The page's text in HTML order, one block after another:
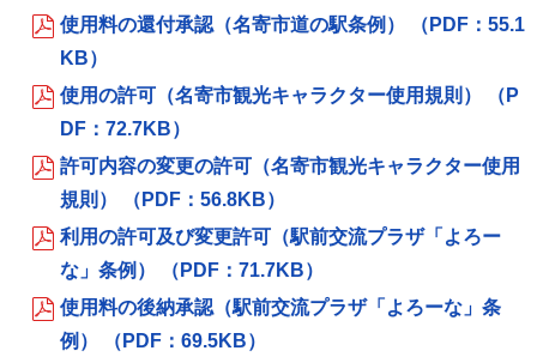
使用料の還付承認（名寄市道の駅条例） （PDF：55.1
KB）
使用の許可（名寄市観光キャラクター使用規則） （P
DF：72.7KB）
許可内容の変更の許可（名寄市観光キャラクター使用
規則） （PDF：56.8KB）
利用の許可及び変更許可（駅前交流プラザ「よろー
な」条例） （PDF：71.7KB）
使用料の後納承認（駅前交流プラザ「よろーな」条
例） （PDF：69.5KB）